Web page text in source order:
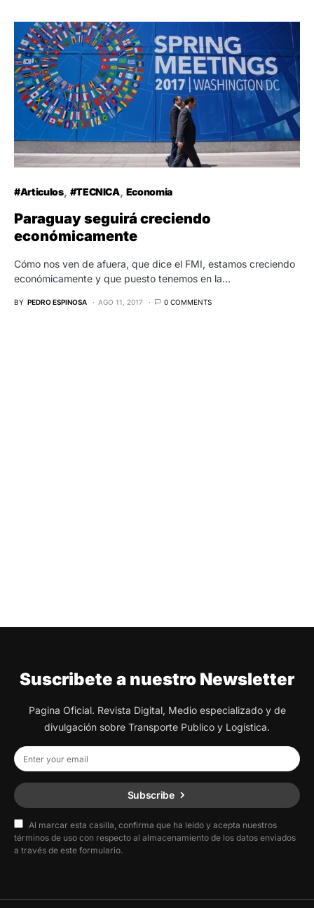
#Articulos #TECNICA Economia
Paraguay seguirá creciendo
económicamente
Cómo nos ven de afuera, que dice el FMI, estamos creciendo
económicamente y que puesto tenemos en la…
BY PEDRO ESPINOSA AGO 11, 2017 0 COMMENTS
Suscribete a nuestro Newsletter
Pagina Oficial. Revista Digital, Medio especializado y de
divulgación sobre Transporte Publico y Logística.
Subscribe
Al marcar esta casilla, confirma que ha leído y acepta nuestros
términos de uso con respecto al almacenamiento de los datos enviados
a través de este formulario.